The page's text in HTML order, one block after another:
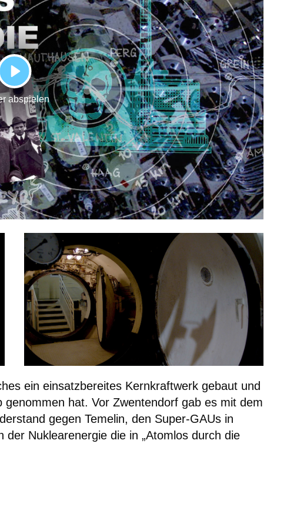
PLAY
abspielen
ein einsatzbereites Kernkraftwerk gebaut und
hat. Vor Zwentendorf gab es mit dem
gegen Temelin, den Super-GAUs in
Nuklearenergie die in „Atomlos durch die